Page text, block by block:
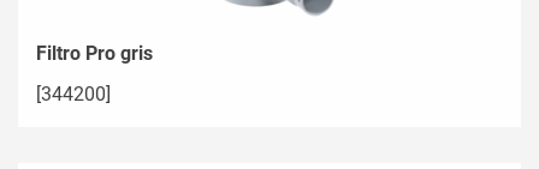
Filtro Pro gris
[344200]